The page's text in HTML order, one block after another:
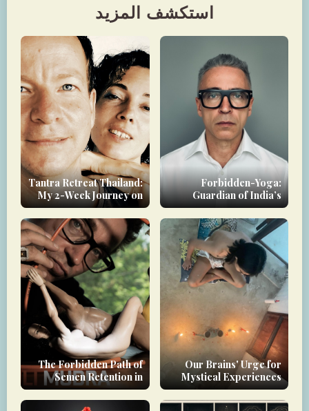
استكشف المزيد
Forbidden-Yoga:
Guardian of India’s
Vanishing Left-Handed
Tantric Heritage
Tantra Retreat Thailand:
My 2-Week Journey on
Koh Phangan
Our Brains' Urge for
Mystical Experiences
The Forbidden Path of
Semen Retention in
Tantra